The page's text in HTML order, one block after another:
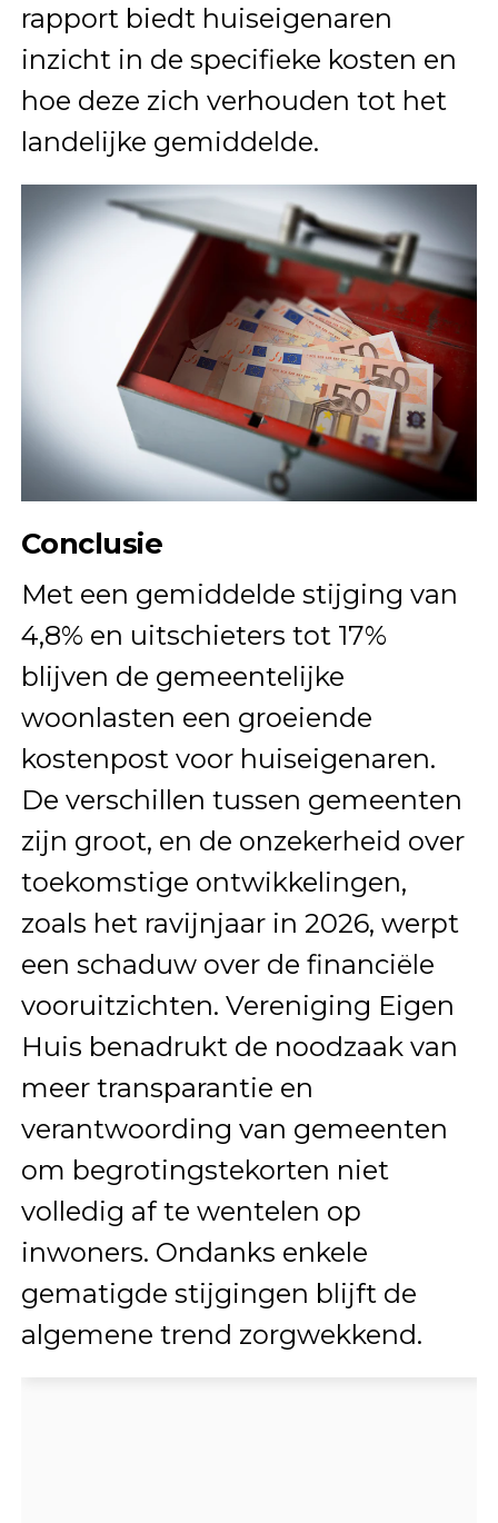
rapport biedt huiseigenaren
inzicht in de specifieke kosten en
hoe deze zich verhouden tot het
landelijke gemiddelde.
Conclusie
Met een gemiddelde stijging van
4,8% en uitschieters tot 17%
blijven de gemeentelijke
woonlasten een groeiende
kostenpost voor huiseigenaren.
De verschillen tussen gemeenten
zijn groot, en de onzekerheid over
toekomstige ontwikkelingen,
zoals het ravijnjaar in 2026, werpt
een schaduw over de financiële
vooruitzichten. Vereniging Eigen
Huis benadrukt de noodzaak van
meer transparantie en
verantwoording van gemeenten
om begrotingstekorten niet
volledig af te wentelen op
inwoners. Ondanks enkele
gematigde stijgingen blijft de
algemene trend zorgwekkend.